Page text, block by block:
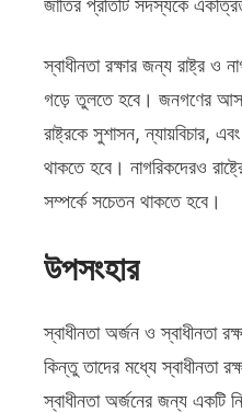
জাতির প্রতিটি সদস্যকে
স্বাধীনতা রক্ষার জন্য রাষ্ট্র ও
গড়ে তুলতে হবে। জনগণের
রাষ্ট্রকে সুশাসন, ন্যায়বিচার,
থাকতে হবে। নাগরিকদেরও
সম্পর্কে সচেতন থাকতে হবে।
উপসংহার
স্বাধীনতা অর্জন ও স্বাধীনতা
কিন্তু তাদের মধ্যে স্বাধীনতা
স্বাধীনতা অর্জনের জন্য একটি